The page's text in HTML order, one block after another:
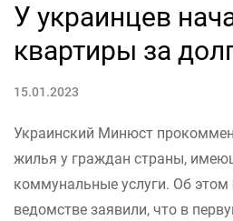
У украинцев
квартиры за
15.01.2023
Украинский Минюст
жилья у граждан страны,
коммунальные услуги. Об
ведомстве заявили, что в